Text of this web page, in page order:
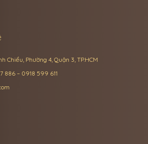
Chiểu, Phường 4, Quận 3, TP.HCM
– 0918 599 611